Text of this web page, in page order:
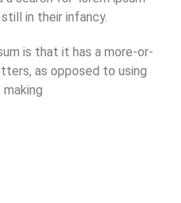
in their infancy.
is that it has a more-or-
as opposed to using
making